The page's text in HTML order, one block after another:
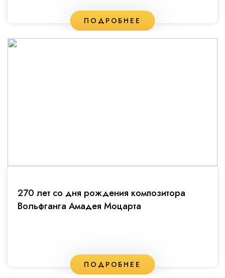
ПОДРОБНЕЕ
270 лет со дня рождения композитора
Вольфганга Амадея Моцарта
ПОДРОБНЕЕ